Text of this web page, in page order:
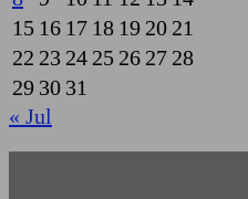
15 16 17 18 19 20 21
22 23 24 25 26 27 28
29 30 31
« Jul